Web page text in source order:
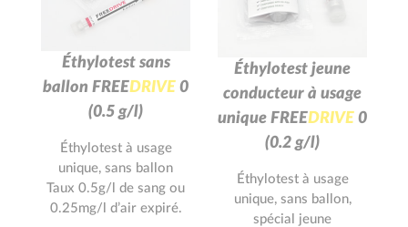
Éthylotest sans
ballon FREEDRIVE 0
(0.5 g/l)
Éthylotest à usage
unique, sans ballon
Taux 0.5g/l de sang ou
0.25mg/l d’air expiré.
Éthylotest jeune
conducteur à usage
unique FREEDRIVE 0
(0.2 g/l)
Éthylotest à usage
unique, sans ballon,
spécial jeune